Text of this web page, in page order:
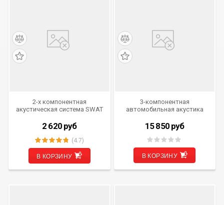
2-х компонентная
акустическая система SWAT
2 620 руб
(4.7)
В КОРЗИНУ
3-компонентная
автомобильная акустика
15 850 руб
В КОРЗИНУ